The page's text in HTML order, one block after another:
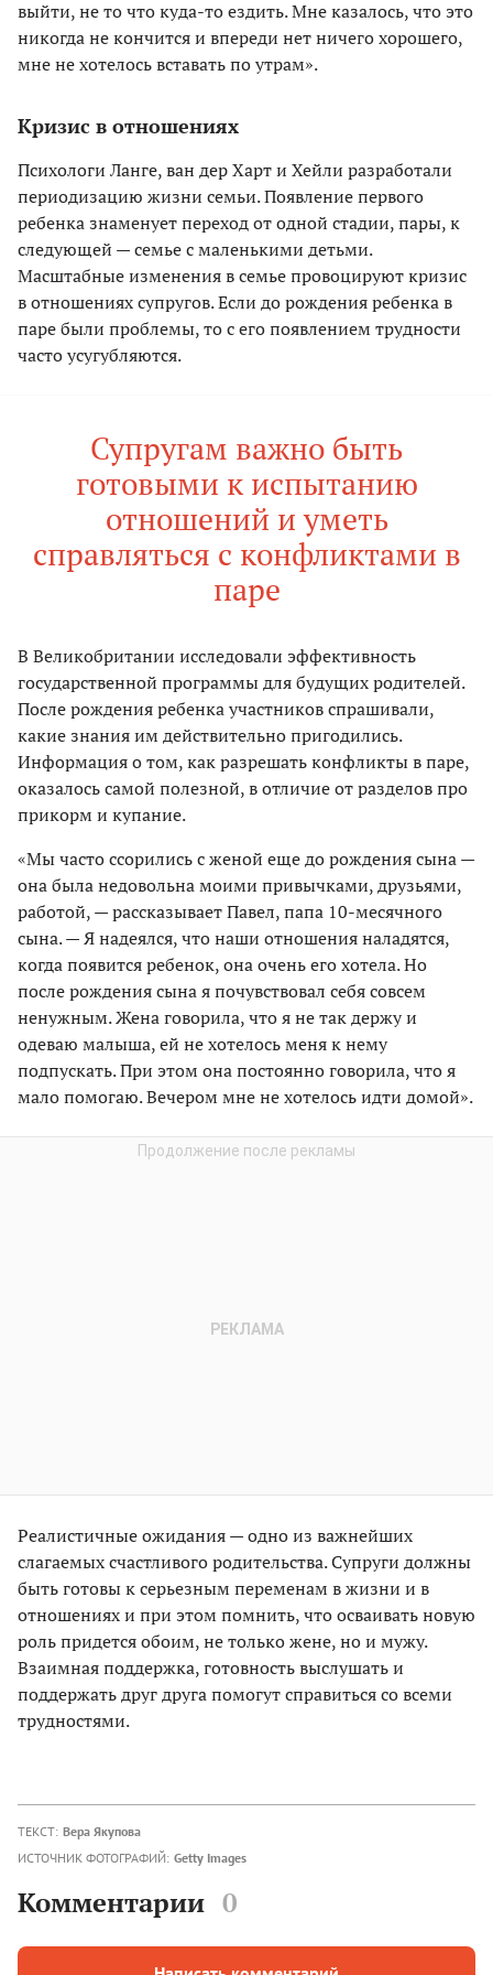
выйти, не то что куда-то ездить. Мне казалось, что это
никогда не кончится и впереди нет ничего хорошего,
мне не хотелось вставать по утрам».
Кризис в отношениях
Психологи Ланге, ван дер Харт и Хейли разработали
периодизацию жизни семьи. Появление первого
ребенка знаменует переход от одной стадии, пары, к
следующей — семье с маленькими детьми.
Масштабные изменения в семье провоцируют кризис
в отношениях супругов. Если до рождения ребенка в
паре были проблемы, то с его появлением трудности
часто усугубляются.
Супругам важно быть
готовыми к испытанию
отношений и уметь
справляться с конфликтами в
паре
В Великобритании исследовали эффективность
государственной программы для будущих родителей.
После рождения ребенка участников спрашивали,
какие знания им действительно пригодились.
Информация о том, как разрешать конфликты в паре,
оказалось самой полезной, в отличие от разделов про
прикорм и купание.
«Мы часто ссорились с женой еще до рождения сына —
она была недовольна моими привычками, друзьями,
работой, — рассказывает Павел, папа 10-месячного
сына. — Я надеялся, что наши отношения наладятся,
когда появится ребенок, она очень его хотела. Но
после рождения сына я почувствовал себя совсем
ненужным. Жена говорила, что я не так держу и
одеваю малыша, ей не хотелось меня к нему
подпускать. При этом она постоянно говорила, что я
мало помогаю. Вечером мне не хотелось идти домой».
Реалистичные ожидания — одно из важнейших
слагаемых счастливого родительства. Супруги должны
быть готовы к серьезным переменам в жизни и в
отношениях и при этом помнить, что осваивать новую
роль придется обоим, не только жене, но и мужу.
Взаимная поддержка, готовность выслушать и
поддержать друг друга помогут справиться со всеми
трудностями.
ТЕКСТ: Вера Якупова
ИСТОЧНИК ФОТОГРАФИЙ: Getty Images
Комментарии 0